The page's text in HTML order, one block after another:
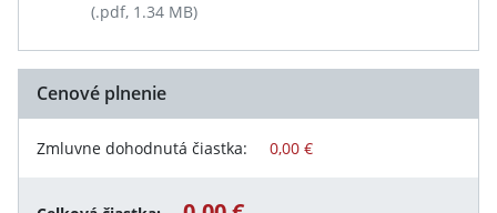
(.pdf, 1.34 MB)
Cenové plnenie
Zmluvne dohodnutá čiastka: 0,00 €